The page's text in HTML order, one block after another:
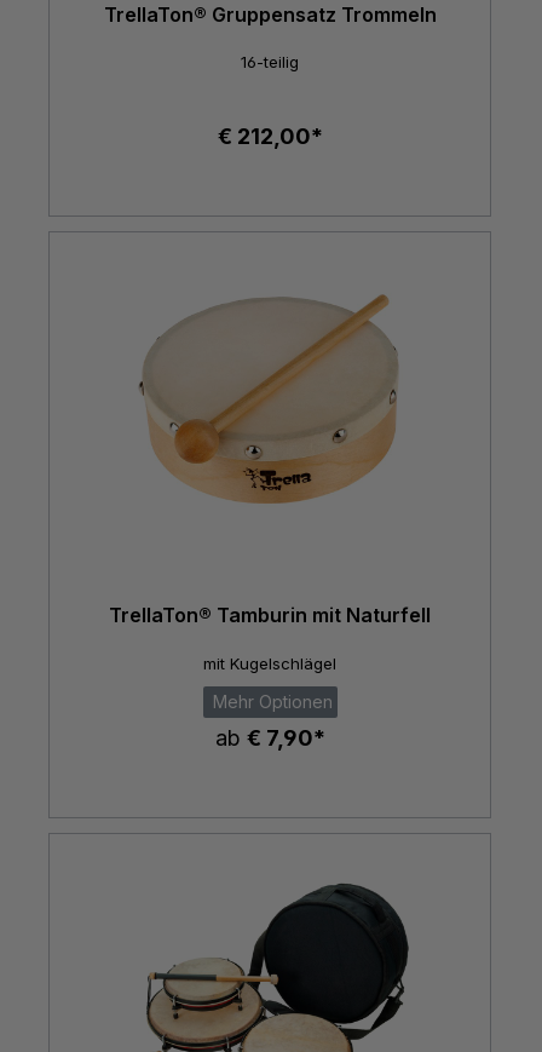
TrellaTon® Gruppensatz Trommeln
16-teilig
€ 212,00*
TrellaTon® Tamburin mit Naturfell
mit Kugelschlägel
Mehr Optionen
ab € 7,90*